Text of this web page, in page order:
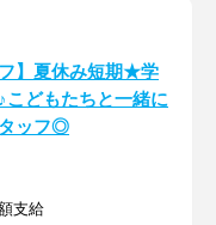
フ】夏休み短期★学
こどもたちと一緒に
ッフ◎
支給